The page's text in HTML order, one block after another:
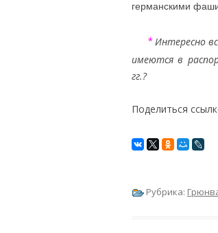
германскими
* Интересно
имеются в
гг.?
Поделиться
Рубрика: